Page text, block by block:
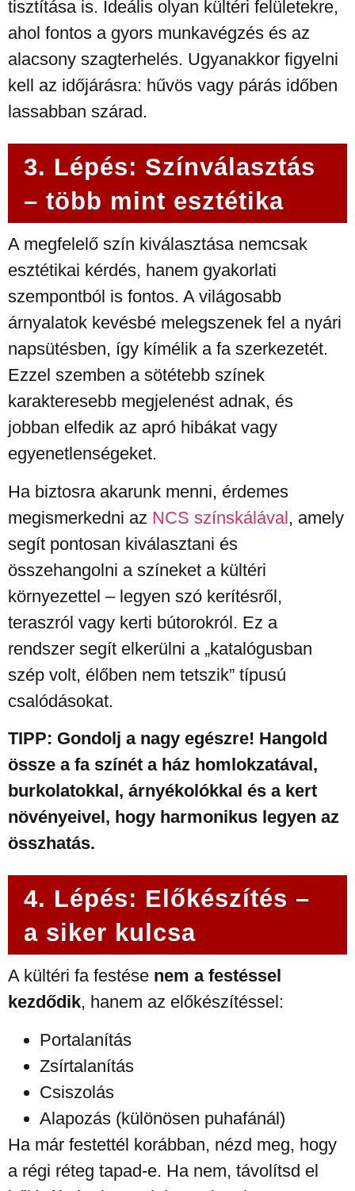
tisztítása is. Ideális olyan kültéri felületekre,
ahol fontos a gyors munkavégzés és az
alacsony szagterhelés. Ugyanakkor figyelni
kell az időjárásra: hűvös vagy párás időben
lassabban szárad.
3. Lépés: Színválasztás
– több mint esztétika
A megfelelő szín kiválasztása nemcsak
esztétikai kérdés, hanem gyakorlati
szempontból is fontos. A világosabb
árnyalatok kevésbé melegszenek fel a nyári
napsütésben, így kímélik a fa szerkezetét.
Ezzel szemben a sötétebb színek
karakteresebb megjelenést adnak, és
jobban elfedik az apró hibákat vagy
egyenetlenségeket.
Ha biztosra akarunk menni, érdemes
megismerkedni az NCS színskálával, amely
segít pontosan kiválasztani és
összehangolni a színeket a kültéri
környezettel – legyen szó kerítésről,
teraszról vagy kerti bútorokról. Ez a
rendszer segít elkerülni a „katalógusban
szép volt, élőben nem tetszik” típusú
csalódásokat.
TIPP: Gondolj a nagy egészre! Hangold
össze a fa színét a ház homlokzatával,
burkolatokkal, árnyékolókkal és a kert
növényeivel, hogy harmonikus legyen az
összhatás.
4. Lépés: Előkészítés –
a siker kulcsa
A kültéri fa festése nem a festéssel
kezdődik, hanem az előkészítéssel:
Portalanítás
Zsírtalanítás
Csiszolás
Alapozás (különösen puhafánál)
Ha már festettél korábban, nézd meg, hogy
a régi réteg tapad-e. Ha nem, távolítsd el